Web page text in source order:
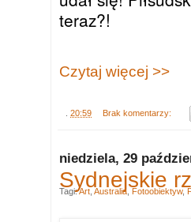
teraz?!
Czytaj więcej >>
20:59 Brak komentarzy:
niedziela, 29
Sydnejskie
Tagi:Art, Australia, Fotoobiektyw,